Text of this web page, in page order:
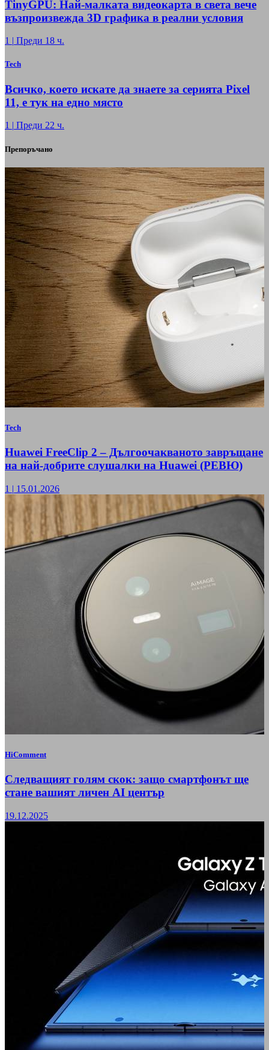
TinyGPU: Най-малката видеокарта в света вече
възпроизвежда 3D графика в реални условия
1 | Преди 18 ч.
Tech
Всичко, което искате да знаете за серията Pixel
11, е тук на едно място
1 | Преди 22 ч.
Препоръчано
Tech
Huawei FreeClip 2 – Дългоочакваното завръщане
на най-добрите слушалки на Huawei (РЕВЮ)
1 | 15.01.2026
HiComment
Следващият голям скок: защо смартфонът ще
стане вашият личен AI център
19.12.2025